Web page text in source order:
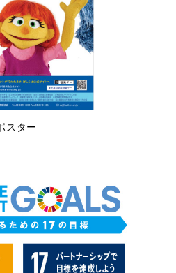
スター